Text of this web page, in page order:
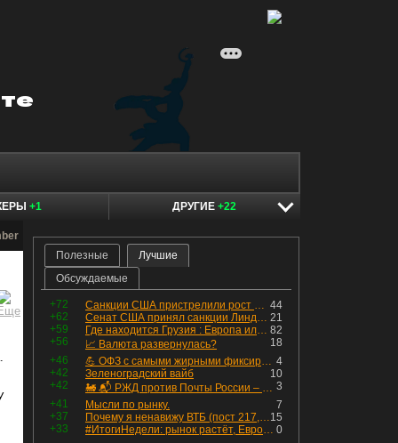
+1 ДРУГИЕ +22
Полезные
Лучшие
Обсуждаемые
+72 44
Санкции США пристрелили рост акций в России
+62
21
Сенат США принял санкции Линдси Грэма против России
+59
82
Где находится Грузия : Европа или Азия
+56
18
📈 Валюта развернулась?
+46
4
💪 ОФЗ с самыми жирными фиксированными купонами
+42
10
Зеленоградский вайб
+42
3
🚂 📬 РЖД против Почты России – Какие облигации выбрать?
+41
7
Мысли по рынку.
+37
15
Почему я ненавижу ВТБ (пост 217, 12+)
+33
0
#ИтогиНедели: рынок растёт, ЕвроТранс трещит